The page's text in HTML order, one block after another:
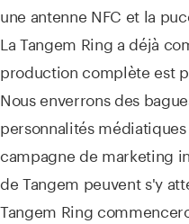
une antenne NFC et la
La Tangem Ring a déjà
production complète est
Nous enverrons des
personnalités
campagne de marketing
de Tangem peuvent s'y
Tangem Ring